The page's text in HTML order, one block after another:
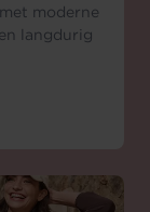
moderne
langdurig